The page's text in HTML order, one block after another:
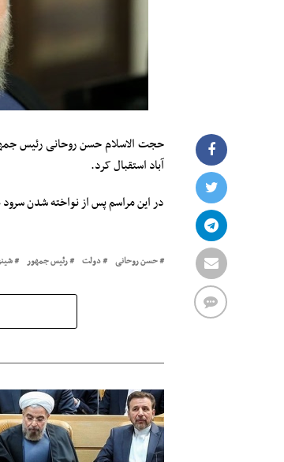
حجت الاسلام حسن روحانی رئیس
آباد استقبال کرد.
در این مراسم پس از نواخته شدن
حسن روحانی دولت رئیس جمهور